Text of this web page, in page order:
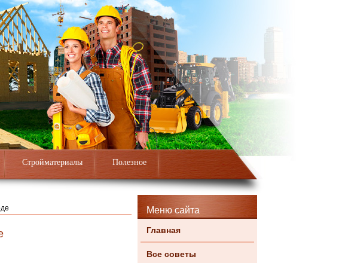
Стройматериалы Полезное
Меню сайта
Главная
Все советы